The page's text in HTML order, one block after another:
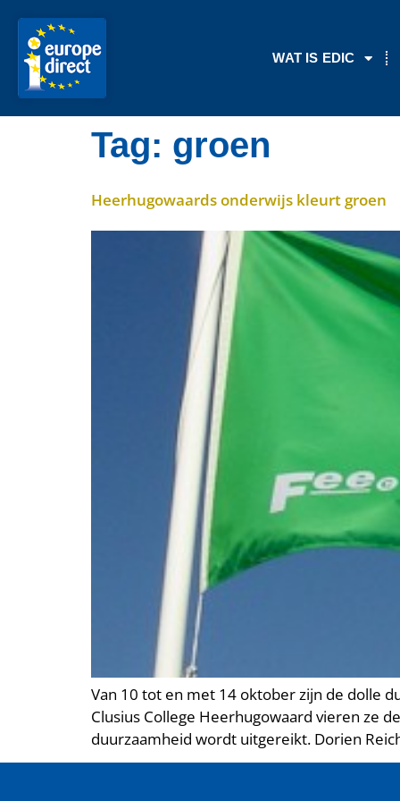
inhoud
WAT IS EDIC
Tag: groen
Heerhugowaards onderwijs kleurt groen
Van 10 tot en met 14 oktober zijn de dolle
Clusius College Heerhugowaard vieren ze
duurzaamheid wordt uitgereikt. Dorien